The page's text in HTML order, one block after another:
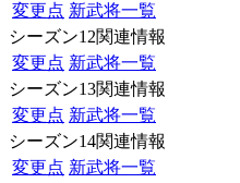
変更点 新武将一覧
シーズン12関連情報
変更点 新武将一覧
シーズン13関連情報
変更点 新武将一覧
シーズン14関連情報
変更点 新武将一覧